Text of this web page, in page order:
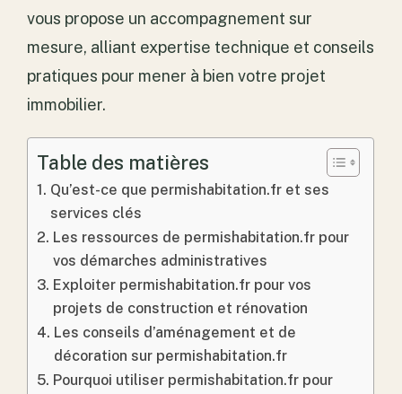
vous propose un accompagnement sur
mesure, alliant expertise technique et conseils
pratiques pour mener à bien votre projet
immobilier.
Table des matières
Qu’est-ce que permishabitation.fr et ses
services clés
Les ressources de permishabitation.fr pour
vos démarches administratives
Exploiter permishabitation.fr pour vos
projets de construction et rénovation
Les conseils d’aménagement et de
décoration sur permishabitation.fr
Pourquoi utiliser permishabitation.fr pour